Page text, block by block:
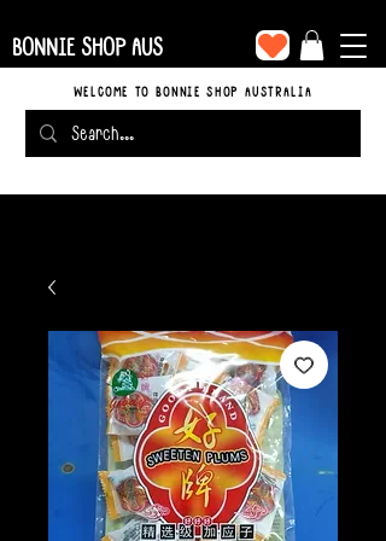
BONNIE SHOP AUS
WELCOME TO BONNIE SHOP AUSTRALIA